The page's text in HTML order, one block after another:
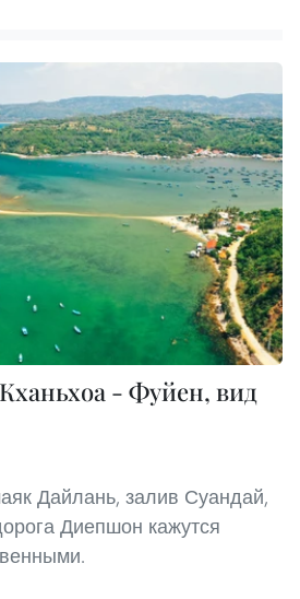
- Фуйен, вид
Дайлань, залив Суандай,
Диепшон кажутся